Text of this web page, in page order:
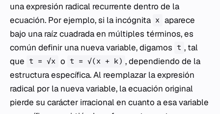
una expresión radical recurrente dentro de la
ecuación. Por ejemplo, si la incógnita x aparece
bajo una raíz cuadrada en múltiples términos, es
común definir una nueva variable, digamos t , tal
que t = √x o t = √(x + k) , dependiendo de la
estructura específica. Al reemplazar la expresión
radical por la nueva variable, la ecuación original
pierde su carácter irracional en cuanto a esa variable